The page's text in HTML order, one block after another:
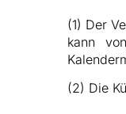
(1) Der
kann
(2) Die